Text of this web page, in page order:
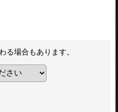
る場合もあります。